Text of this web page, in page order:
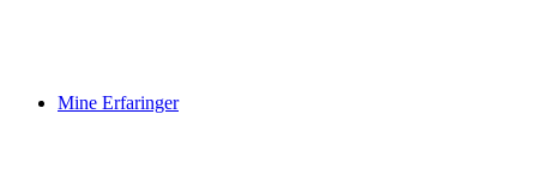
Mine Erfaringer